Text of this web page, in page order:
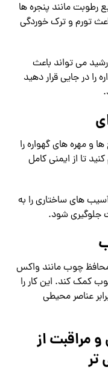
رطوبت مانند پنجره ها
تورم و ترک خوردگی
می تواند باعث
در جایی قرار دهید
و مهره های گهواره را
تا از ایمنی کامل
های ساختاری را به
جلوگیری شود.
چوب مانند واکس
کمک کند. این کار را
عناصر محیطی
مراقبت از
تر